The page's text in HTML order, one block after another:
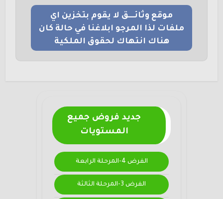
موقع وثائــــق لا يقوم بتخزين اي
ملفات لذا المرجو ابلاغنا في حالة كان
هناك انتهاك لحقوق الملكية
جديد فروض جميع
المستويات
الفرض 4-المرحلة الرابعة
الفرض 3-المرحلة الثالثة